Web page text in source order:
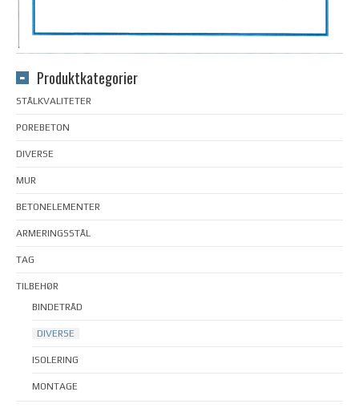
Produktkategorier
STÅLKVALITETER
POREBETON
DIVERSE
MUR
BETONELEMENTER
ARMERINGSSTÅL
TAG
TILBEHØR
BINDETRÅD
DIVERSE
ISOLERING
MONTAGE